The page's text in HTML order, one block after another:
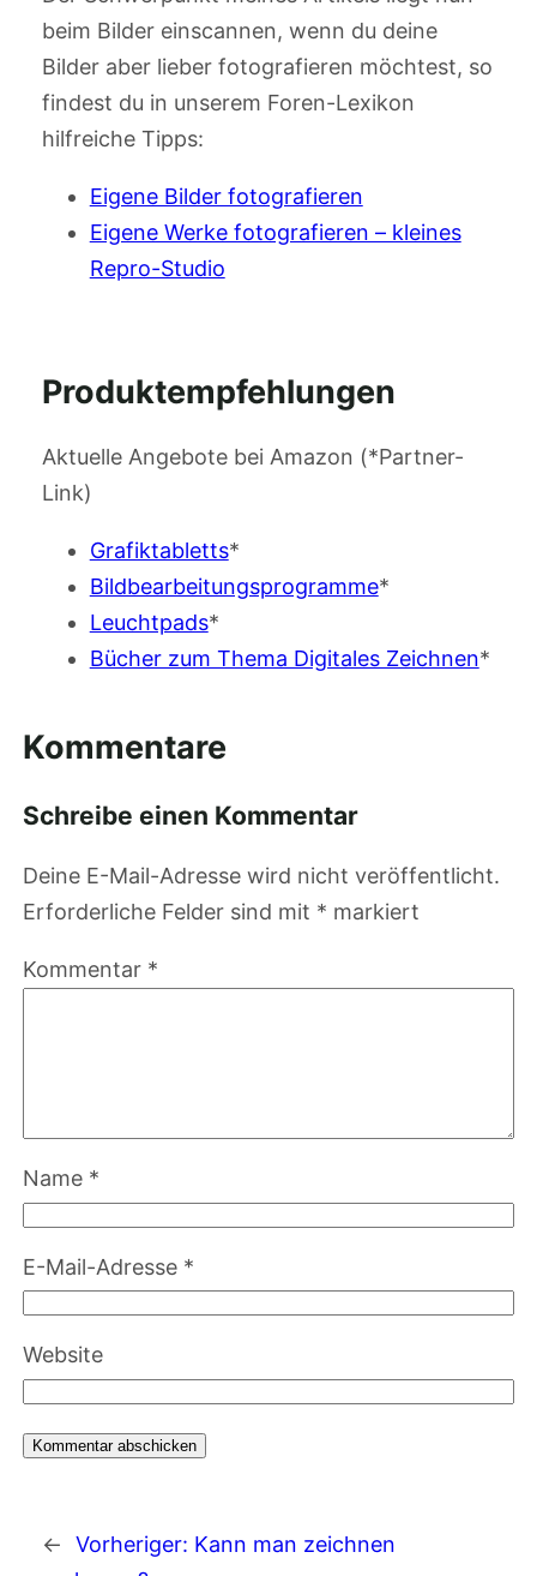
beim Bilder einscannen, wenn du deine
Bilder aber lieber fotografieren möchtest, so
findest du in unserem Foren-Lexikon
hilfreiche Tipps:
Eigene Bilder fotografieren
Eigene Werke fotografieren – kleines
Repro-Studio
Produktempfehlungen
Aktuelle Angebote bei Amazon (*Partner-
Link)
Grafiktabletts*
Bildbearbeitungsprogramme*
Leuchtpads*
Bücher zum Thema Digitales Zeichnen*
Kommentare
Schreibe einen Kommentar
Deine E-Mail-Adresse wird nicht veröffentlicht.
Erforderliche Felder sind mit * markiert
Kommentar *
Name *
E-Mail-Adresse *
Website
← Vorheriger: Kann man zeichnen